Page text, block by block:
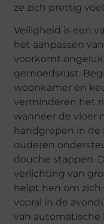
ze zich prettig
Veiligheid is een
het aanpassen
voorkomt
gemoedsrust.
woonkamer en
verminderen het
wanneer de vloer
handgrepen in de
ouderen
douche stappen.
verlichting van
helpt hen om
vooral in de
van automatische